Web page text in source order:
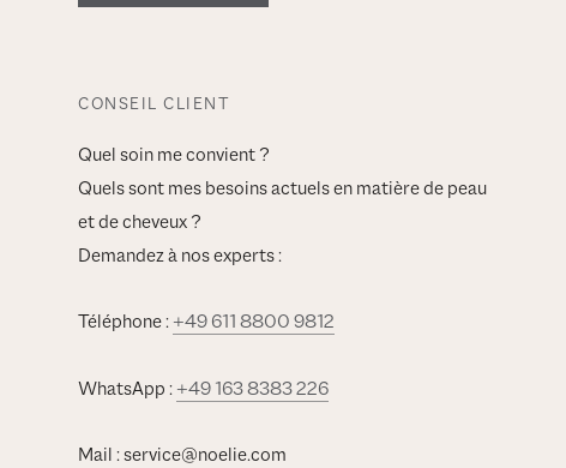
CONSEIL CLIENT
Quel soin me convient ?
Quels sont mes besoins actuels en matière de peau
et de cheveux ?
Demandez à nos experts :
Téléphone : +49 611 8800 9812
WhatsApp : +49 163 8383 226
Mail : service@noelie.com